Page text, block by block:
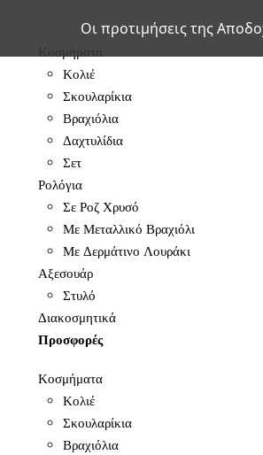
Κοσμήματα
Κολιέ
Σκουλαρίκια
Βραχιόλια
Δαχτυλίδια
Σετ
Ρολόγια
Σε Ροζ Χρυσό
Με Μεταλλικό Βραχιόλι
Με Δερμάτινο Λουράκι
Αξεσουάρ
Στυλό
Διακοσμητικά
Προσφορές
Κοσμήματα
Κολιέ
Σκουλαρίκια
Βραχιόλια
Οι προτιμήσεις της